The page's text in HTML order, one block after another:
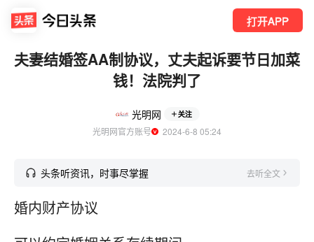
打开APP
夫妻结婚签AA制协议，丈夫起诉要节日加菜
钱！法院判了
光明网 关注
光明网官方账号
  2024-6-8 05:24
头条听资讯，时事尽掌握 去听全文
婚内财产协议